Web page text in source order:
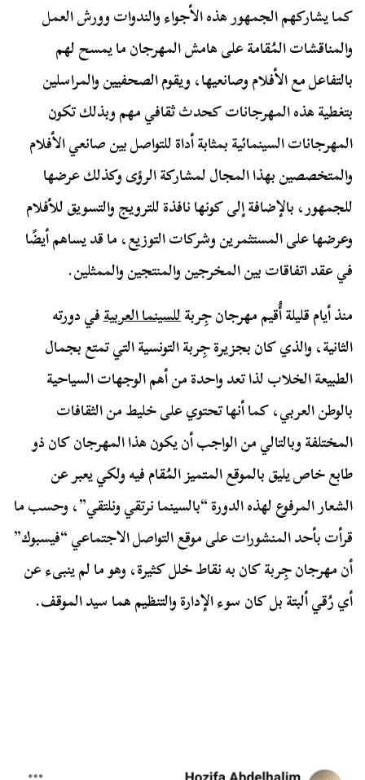
كما يشاركهم الجمهور هذه الأجواء والندوات وورش العمل
والمناقشات المُقامة على هامش المهرجان ما يمسح لهم
بالتفاعل مع الأفلام وصانعيها، ويقوم الصحفيين والمراسلين
بتغطية هذه المهرجانات كحدث ثقافي مهم وبذلك تكون
المهرجانات السينمائية بمثابة أداة للتواصل بين صانعي الأفلام
والمتخصصين بهذا المجال لمشاركة الرؤى وكذلك عرضها
للجمهور، بالإضافة إلى كونها نافذة للترويج والتسويق للأفلام
وعرضها على المستثمرين وشركات التوزيع، ما قد يساهم أيضًا
في عقد اتفاقات بين المخرجين والمنتجين والممثلين.
منذ أيام قليلة أُقيم مهرجان جِربةللسينما العربيةفي دورته
الثانية، والذي كان بجزيرة جِربة التونسية التي تمتع بجمال
الطبيعة الخلاب لذا تعد واحدة من أهم الوجهات السياحية
بالوطن العربي، كما أنها تحتوي على خليط من الثقافات
المختلفة وبالتالي من الواجب أن يكون هذا المهرجان كان ذو
طابع خاص يليق بالموقع المتميز المُقام فيه ولكي يعبر عن
الشعار المرفوع لهذه الدورة “بالسينما نرتقي ونلتقي”، وحسب ما
قرأت بأحد المنشورات على موقع التواصل الاجتماعي “فيسبوك”
أن مهرجان جِربة كان به نقاط خلل كثيرة، وهو ما لم ينبىء عن
أي رُقي ألبتة بل كان سوء الإدارة والتنظيم هما سيد الموقف.